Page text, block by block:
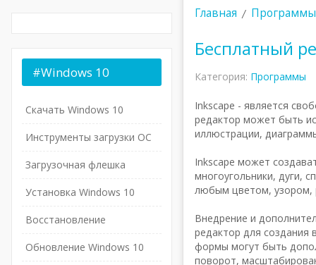
Главная Программы
Бесплатный
Категория: Программы
Inkscape - является
редактор может быть
иллюстрации,
Inkscape может
многоугольники, дуги,
любым цветом, узором,
Внедрение и
редактор для создания
формы могут быть
поворот,
#Windows 10
Скачать Windows 10
Инструменты загрузки ОС
Загрузочная флешка
Установка Windows 10
Восстановление
Обновление Windows 10